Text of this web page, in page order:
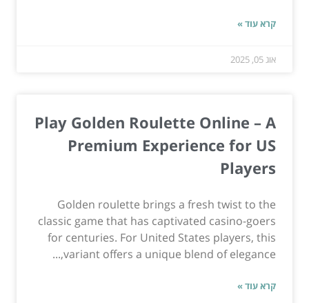
קרא עוד »
אוג 05, 2025
Play Golden Roulette Online – A
Premium Experience for US
Players
Golden roulette brings a fresh twist to the
classic game that has captivated casino-goers
for centuries. For United States players, this
variant offers a unique blend of elegance,...
קרא עוד »